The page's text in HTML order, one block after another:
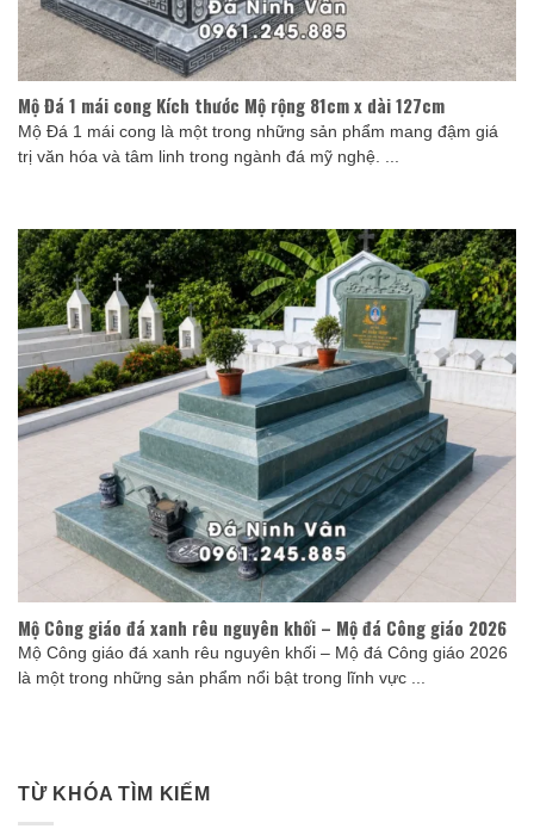
Mộ Đá 1 mái cong Kích thước Mộ rộng 81cm x dài 127cm
Mộ Đá 1 mái cong là một trong những sản phẩm mang đậm giá
trị văn hóa và tâm linh trong ngành đá mỹ nghệ. ...
Mộ Công giáo đá xanh rêu nguyên khối – Mộ đá Công giáo 2026
Mộ Công giáo đá xanh rêu nguyên khối – Mộ đá Công giáo 2026
là một trong những sản phẩm nổi bật trong lĩnh vực ...
TỪ KHÓA TÌM KIẾM